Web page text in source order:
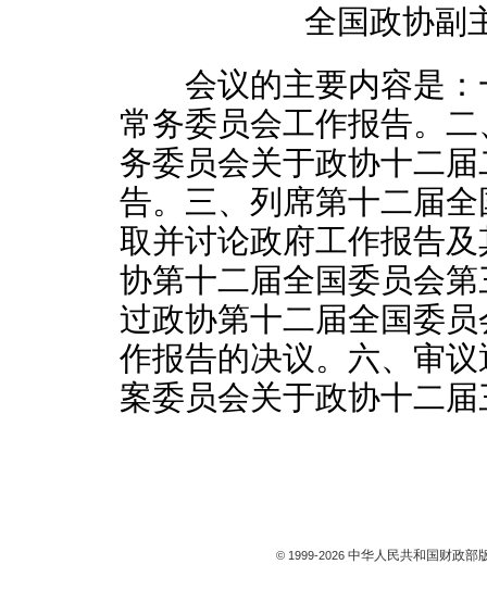
全国政协副
会议的主要内容是：
常务委员会工作报告。
务委员会关于政协十二
告。三、列席第十二届
取并讨论政府工作报告
协第十二届全国委员会
过政协第十二届全国委
作报告的决议。六、审
案委员会关于政协十二
© 1999-2026 中华人民共和国财政部